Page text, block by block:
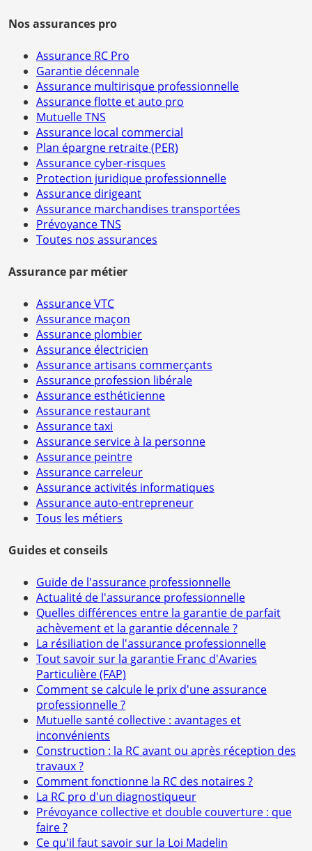
Nos assurances pro
Assurance RC Pro
Garantie décennale
Assurance multirisque professionnelle
Assurance flotte et auto pro
Mutuelle TNS
Assurance local commercial
Plan épargne retraite (PER)
Assurance cyber-risques
Protection juridique professionnelle
Assurance dirigeant
Assurance marchandises transportées
Prévoyance TNS
Toutes nos assurances
Assurance par métier
Assurance VTC
Assurance maçon
Assurance plombier
Assurance électricien
Assurance artisans commerçants
Assurance profession libérale
Assurance esthéticienne
Assurance restaurant
Assurance taxi
Assurance service à la personne
Assurance peintre
Assurance carreleur
Assurance activités informatiques
Assurance auto-entrepreneur
Tous les métiers
Guides et conseils
Guide de l'assurance professionnelle
Actualité de l'assurance professionnelle
Quelles différences entre la garantie de parfait
achèvement et la garantie décennale ?
La résiliation de l'assurance professionnelle
Tout savoir sur la garantie Franc d'Avaries
Particulière (FAP)
Comment se calcule le prix d'une assurance
professionnelle ?
Mutuelle santé collective : avantages et
inconvénients
Construction : la RC avant ou après réception des
travaux ?
Comment fonctionne la RC des notaires ?
La RC pro d'un diagnostiqueur
Prévoyance collective et double couverture : que
faire ?
Ce qu'il faut savoir sur la Loi Madelin